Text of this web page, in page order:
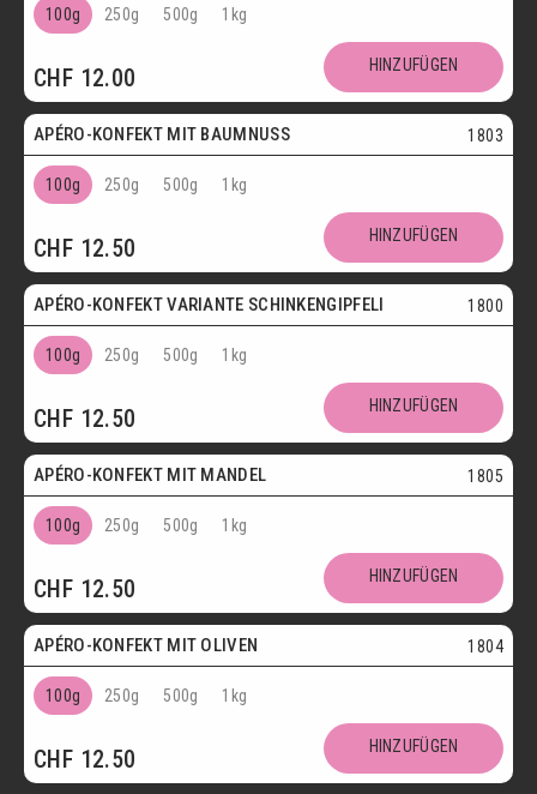
100g 250g 500g 1kg
CHF 12.00 HINZUFÜGEN
Vegetarisch
APÉRO-KONFEKT MIT BAUMNUSS 1803
100g 250g 500g 1kg
CHF 12.50 HINZUFÜGEN
APÉRO-KONFEKT VARIANTE SCHINKENGIPFELI 1800
100g 250g 500g 1kg
CHF 12.50 HINZUFÜGEN
Vegetarisch
APÉRO-KONFEKT MIT MANDEL 1805
100g 250g 500g 1kg
CHF 12.50 HINZUFÜGEN
Vegetarisch
APÉRO-KONFEKT MIT OLIVEN 1804
100g 250g 500g 1kg
CHF 12.50 HINZUFÜGEN